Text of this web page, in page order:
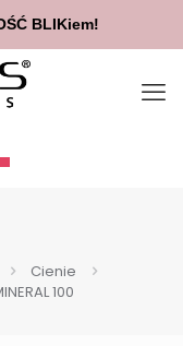
Cienie
100
BLIKiem!